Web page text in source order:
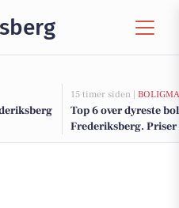
15 timer siden |
Top 6 over dyreste
Frederiksberg.